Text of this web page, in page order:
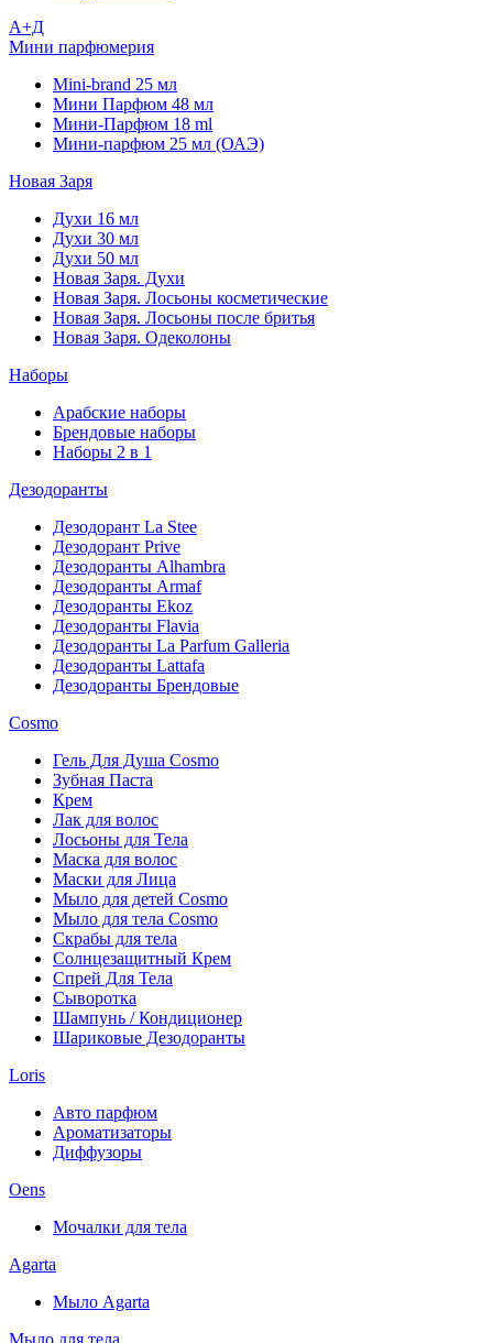
А+Д
Мини парфюмерия
Mini-brand 25 мл
Мини Парфюм 48 мл
Мини-Парфюм 18 ml
Мини-парфюм 25 мл (ОАЭ)
Новая Заря
Духи 16 мл
Духи 30 мл
Духи 50 мл
Новая Заря. Духи
Новая Заря. Лосьоны косметические
Новая Заря. Лосьоны после бритья
Новая Заря. Одеколоны
Наборы
Арабские наборы
Брендовые наборы
Наборы 2 в 1
Дезодоранты
Дезодорант La Stee
Дезодорант Prive
Дезодоранты Alhambra
Дезодоранты Armaf
Дезодоранты Ekoz
Дезодоранты Flavia
Дезодоранты La Parfum Galleria
Дезодоранты Lattafa
Дезодоранты Брендовые
Cosmo
Гель Для Душа Cosmo
Зубная Паста
Крем
Лак для волос
Лосьоны для Тела
Маска для волос
Маски для Лица
Мыло для детей Cosmo
Мыло для тела Cosmo
Скрабы для тела
Солнцезащитный Крем
Спрей Для Тела
Сыворотка
Шампунь / Кондиционер
Шариковые Дезодоранты
Loris
Авто парфюм
Ароматизаторы
Диффузоры
Oens
Мочалки для тела
Agarta
Мыло Agarta
Мыло для тела